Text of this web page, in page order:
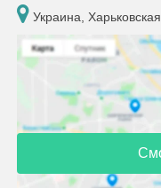
Украина,